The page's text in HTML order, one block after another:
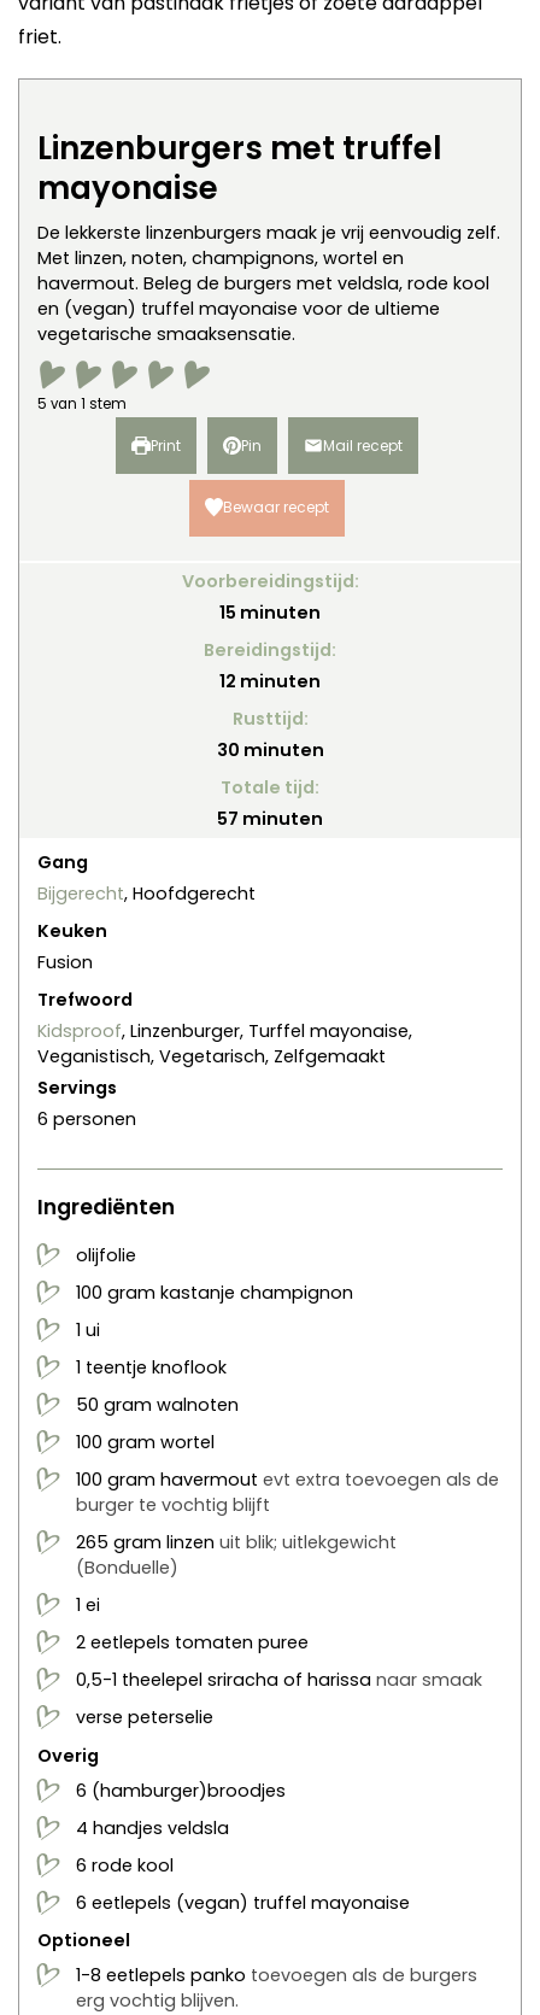
friet.
Linzenburgers met truffel
mayonaise
De lekkerste linzenburgers maak je vrij eenvoudig zelf.
Met linzen, noten, champignons, wortel en
havermout. Beleg de burgers met veldsla, rode kool
en (vegan) truffel mayonaise voor de ultieme
vegetarische smaaksensatie.
5 van 1 stem
Print Pin Mail recept
Bewaar recept
Voorbereidingstijd:
15 minuten
minuten
Bereidingstijd:
12 minuten
minuten
Rusttijd:
30minuten
minuten
Totale tijd:
57 minuten
minuten
Gang
Bijgerecht, Hoofdgerecht
Keuken
Fusion
Trefwoord
Kidsproof, Linzenburger, Turffel mayonaise,
Veganistisch, Vegetarisch, Zelfgemaakt
Servings
6 personen
Ingrediënten
olijfolie
100 gram kastanje champignon
1 ui
1 teentje knoflook
50 gram walnoten
100 gram wortel
100 gram havermout evt extra toevoegen als de
burger te vochtig blijft
265 gram linzen uit blik; uitlekgewicht
(Bonduelle)
1 ei
2 eetlepels tomaten puree
0,5-1 theelepel sriracha of harissa naar smaak
verse peterselie
Overig
6 (hamburger)broodjes
4 handjes veldsla
6 rode kool
6 eetlepels (vegan) truffel mayonaise
Optioneel
1-8 eetlepels panko toevoegen als de burgers
erg vochtig blijven.